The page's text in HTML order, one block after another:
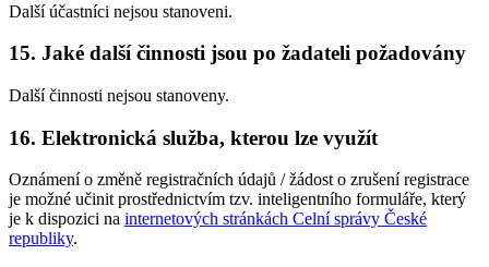
Další účastníci nejsou stanoveni.
15. Jaké další činnosti jsou po žadateli požadovány
Další činnosti nejsou stanoveny.
16. Elektronická služba, kterou lze využít
Oznámení o změně registračních údajů / žádost o zrušení registrace
je možné učinit prostřednictvím tzv. inteligentního formuláře, který
je k dispozici na internetových stránkách Celní správy České
republiky.